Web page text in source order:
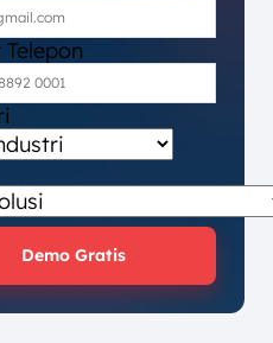
Demo Gratis